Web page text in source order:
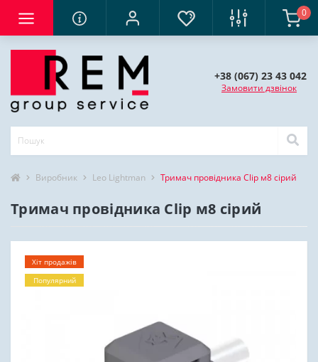
0
+38 (067) 23 43 042
Замовити дзвінок
Виробник Leo Lightman Тримач провідника Сlip м8 сірий
Тримач провідника Сlip м8 сірий
Хіт продажів
Популярний